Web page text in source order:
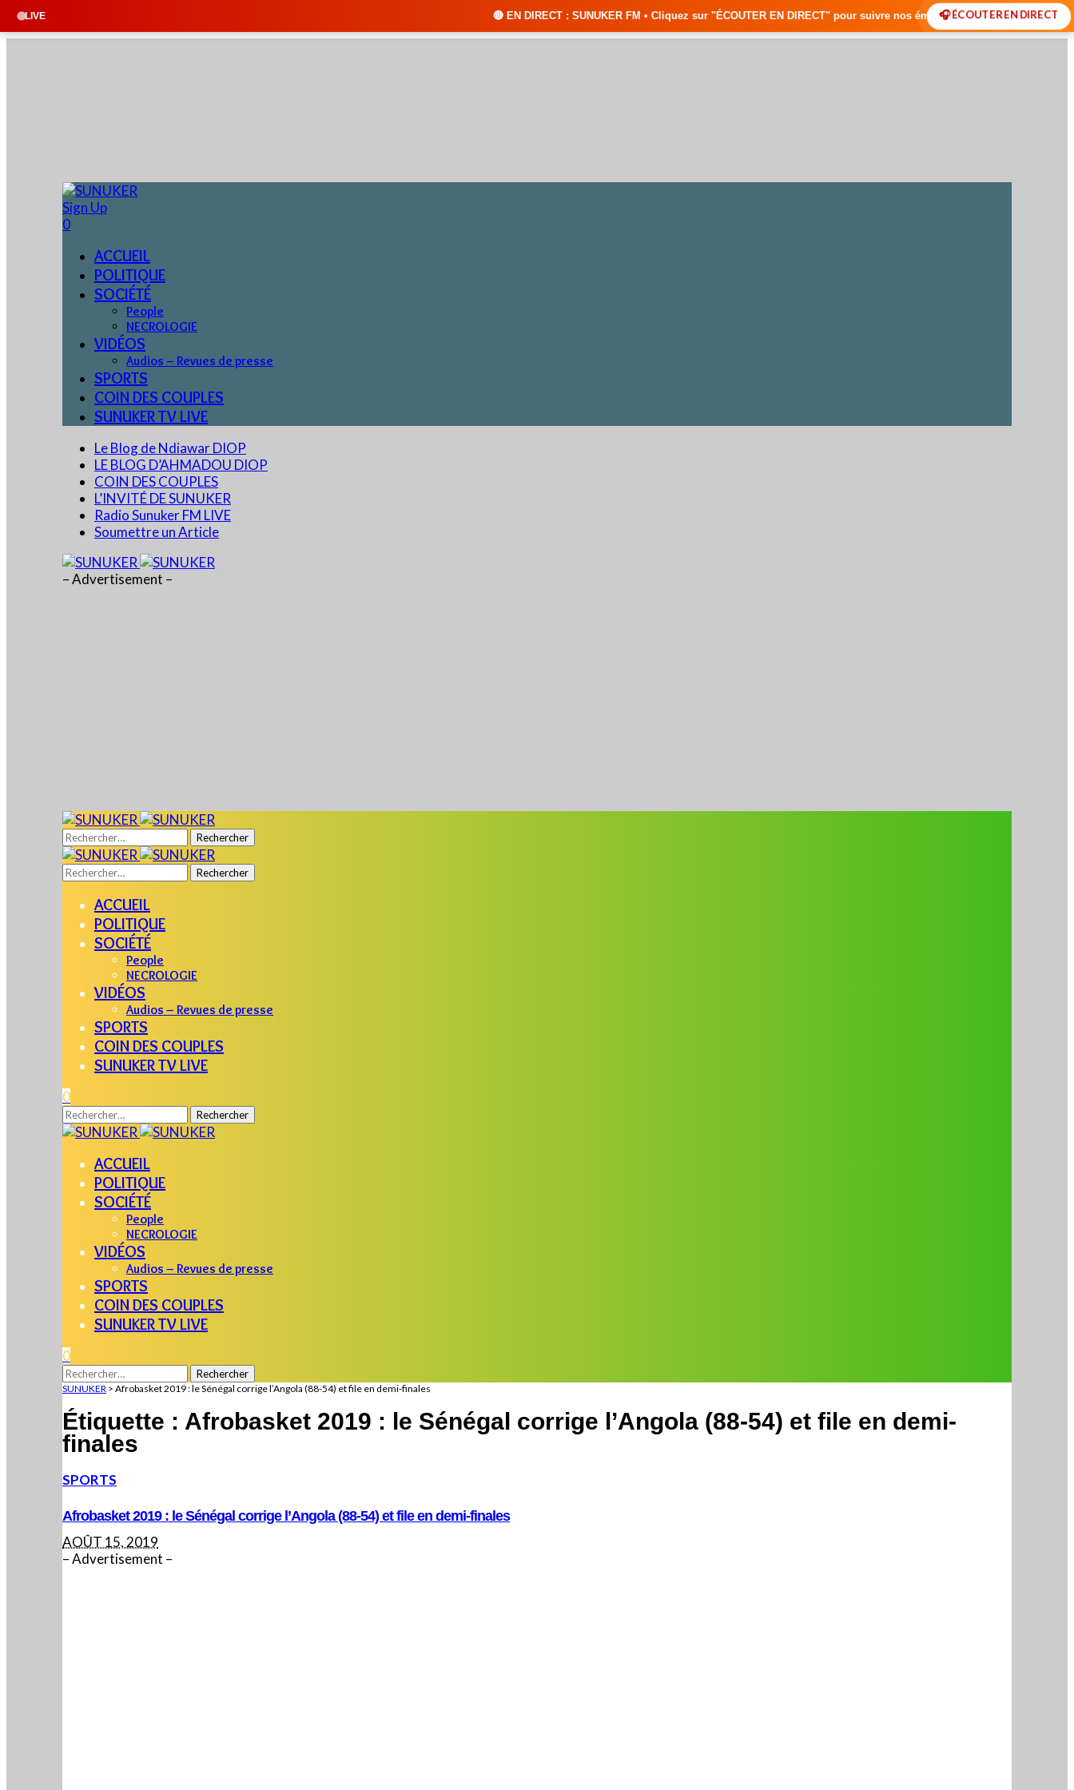
LIVE 🔴 EN DIRECT : SUNUKER FM • Cliquez sur "ÉCOUTER EN DIRECT" pour suivre nos émissions en temps réel • 🇸🇳 Actualités
🎧 ÉCOUTER EN DIRECT
Sign Up
0
ACCUEIL
POLITIQUE
SOCIÉTÉ
People
NECROLOGIE
VIDÉOS
Audios – Revues de presse
SPORTS
COIN DES COUPLES
SUNUKER TV LIVE
Le Blog de Ndiawar DIOP
LE BLOG D’AHMADOU DIOP
COIN DES COUPLES
L’INVITÉ DE SUNUKER
Radio Sunuker FM LIVE
Soumettre un Article
– Advertisement –
Rechercher :
Rechercher :
ACCUEIL
POLITIQUE
SOCIÉTÉ
People
NECROLOGIE
VIDÉOS
Audios – Revues de presse
SPORTS
COIN DES COUPLES
SUNUKER TV LIVE
0
Rechercher :
ACCUEIL
POLITIQUE
SOCIÉTÉ
People
NECROLOGIE
VIDÉOS
Audios – Revues de presse
SPORTS
COIN DES COUPLES
SUNUKER TV LIVE
0
Rechercher :
SUNUKER > Afrobasket 2019 : le Sénégal corrige l’Angola (88-54) et file en demi-finales
Étiquette : Afrobasket 2019 : le Sénégal corrige l’Angola (88-54) et file en demi-
finales
SPORTS
Afrobasket 2019 : le Sénégal corrige l’Angola (88-54) et file en demi-finales
AOÛT 15, 2019
– Advertisement –